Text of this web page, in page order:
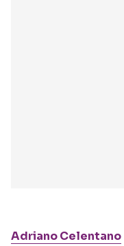
Adriano Celentano